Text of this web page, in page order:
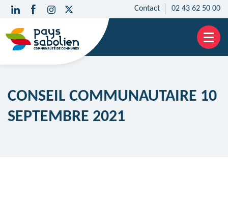
Contact 02 43 62 50 00
CONSEIL COMMUNAUTAIRE 10
SEPTEMBRE 2021